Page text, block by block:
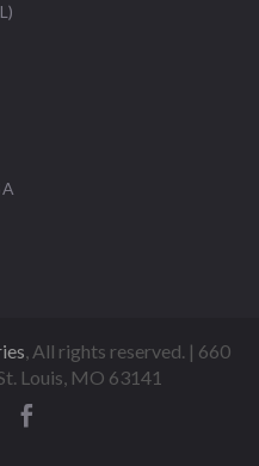
, All rights reserved. | 660
Louis, MO 63141
